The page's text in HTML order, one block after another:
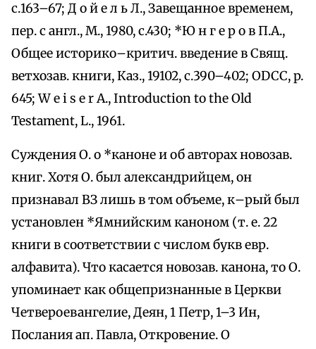
с.163–67; Д о й е л ь Л., Завещанное временем,
пер. с англ., М., 1980, с.430; *Ю н г е р о в П.А.,
Общее историко–критич. введение в Свящ.
ветхозав. книги, Каз., 19102, с.390–402; ODCC, p.
645; W е i s e r A., Introduction to the Old
Testament, L., 1961.
Суждения О. о *каноне и об авторах новозав.
книг. Хотя О. был александрийцем, он
признавал ВЗ лишь в том объеме, к–рый был
установлен *Ямнийским каноном (т. е. 22
книги в соответствии с числом букв евр.
алфавита). Что касается новозав. канона, то О.
упоминает как общепризнанные в Церкви
Четвероевангелие, Деян, 1 Петр, 1–3 Ин,
Послания ап. Павла, Откровение. О